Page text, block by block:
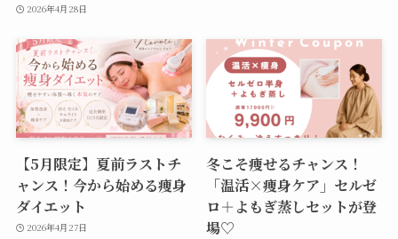
2026年4月28日
【5月限定】夏前ラストチ
ャンス！今から始める痩身
ダイエット
2026年4月27日
冬こそ痩せるチャンス！
「温活×痩身ケア」セルゼ
ロ＋よもぎ蒸しセットが登
場♡